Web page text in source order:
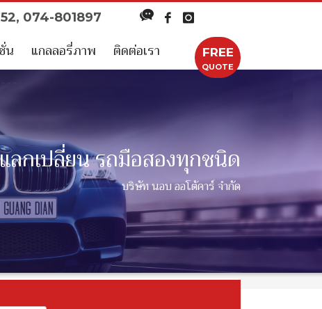
074-801897
FREE
QUOTE
น แกลลอรี่ภาพ ติดต่อเรา
ลกเปลี่ยน รถมือสองทุกชนิด
บริษัท นอบ ออโต้คาร์ จำกัด